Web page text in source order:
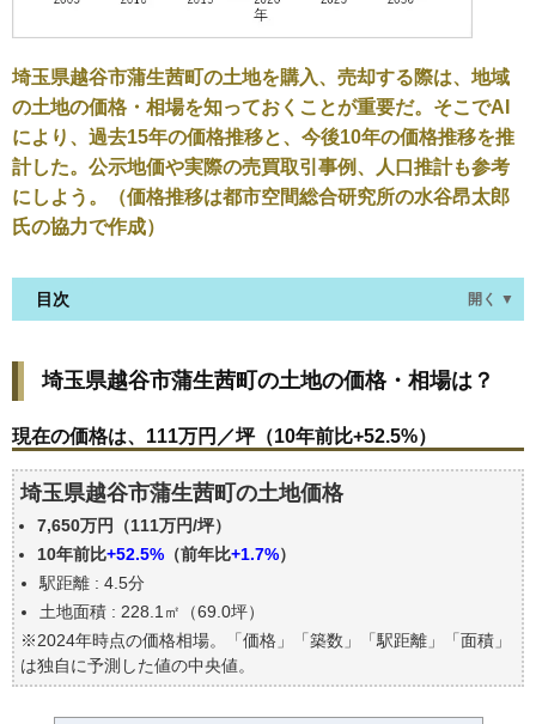
埼玉県越谷市蒲生茜町の土地を購入、売却する際は、地域
の土地の価格・相場を知っておくことが重要だ。そこでAI
により、過去15年の価格推移と、今後10年の価格推移を推
計した。公示地価や実際の売買取引事例、人口推計も参考
にしよう。（価格推移は都市空間総合研究所の水谷昂太郎
氏の協力で作成）
目次 開く ▼
現在の価格は、111万円／坪（10年前比+52.5%）
価格を詳細に分析しよう
埼玉県越谷市蒲生茜町の土地の過去の売買事例
公示地価はいくら
エリアの将来性を人口予想から検討しよう
自分の年収でいくらの不動産が買える？
埼玉県越谷市蒲生茜町の土地の価格・相場は？
現在の価格は、111万円／坪（10年前比+52.5%）
埼玉県越谷市蒲生茜町の土地価格
7,650万円（111万円/坪）
10年前比+52.5% （前年比+1.7%）
駅距離 : 4.5分
土地面積 : 228.1㎡（69.0坪）
※2024年時点の価格相場。「価格」「築数」「駅距離」「面積」
は独自に予測した値の中央値。